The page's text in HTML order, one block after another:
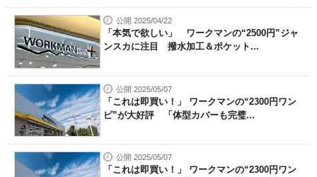
公開 2025/04/22
「本気で欲しい」 ワークマンの“2500円”ジャ
ンスカに注目 撥水加工＆ポケット...
公開 2025/05/07
「これは即買い！」 ワークマンの“2300円ワン
ピ”が大好評 「体型カバーも完璧...
公開 2025/05/07
「これは即買い！」 ワークマンの“2300円ワン